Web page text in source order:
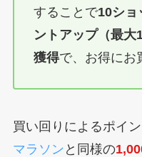
することで10ショ
ントアップ（最大
獲得で、お得にお
買い回りによるポイン
マラソン と同様の